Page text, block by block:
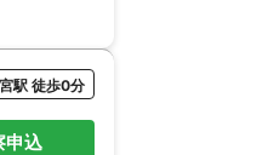
駅 徒歩0分
申込